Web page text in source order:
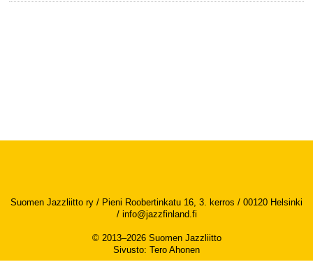
Suomen Jazzliitto ry / Pieni Roobertinkatu 16, 3. kerros / 00120 Helsinki
/ info@jazzfinland.fi
© 2013–2026 Suomen Jazzliitto
Sivusto: Tero Ahonen